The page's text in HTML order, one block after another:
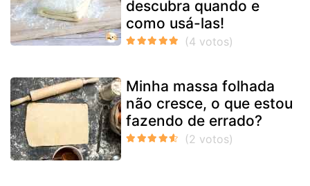
descubra quando e
como usá-las!
Minha massa folhada
não cresce, o que estou
fazendo de errado?